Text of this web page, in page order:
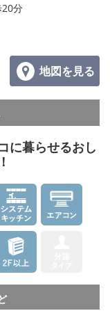
分
地図を見る
に暮らせるおし